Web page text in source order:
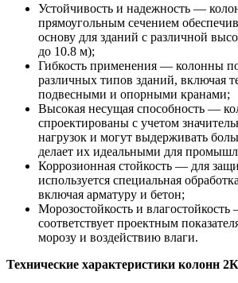
Устойчивость и надежность —
прямоугольным сечением
основу для зданий с различной
до 10.8 м);
Гибкость применения — колонны
различных типов зданий, включая
подвесными и опорными кранами;
Высокая несущая способность —
спроектированы с учетом
нагрузок и могут выдерживать
делает их идеальными для
Коррозионная стойкость — для
используется специальная
включая арматуру и бетон;
Морозостойкость и
соответствует проектным
морозу и воздействию влаги.
Технические характеристики колонн